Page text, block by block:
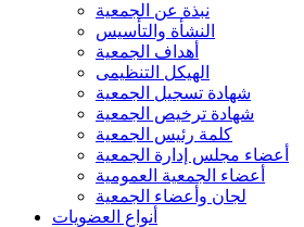
نبذة عن الجمعية
النشأة والتأسيس
أهداف الجمعية
الهيكل التنظيمى
شهادة تسجيل الجمعية
شهادة ترخيص الجمعية
كلمة رئيس الجمعية
أعضاء مجلس إدارة الجمعية
أعضاء الجمعية العمومية
لجان وأعضاء الجمعية
أنواع العضويات